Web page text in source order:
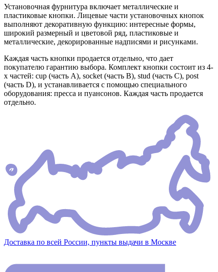
Установочная фурнитура включает металлические и
пластиковые кнопки. Лицевые части установочных кнопок
выполняют декоративную функцию: интересные формы,
широкий размерный и цветовой ряд, пластиковые и
металлические, декорированные надписями и рисунками.
Каждая часть кнопки продается отдельно, что дает
покупателю гарантию выбора. Комплект кнопки состоит из 4-
х частей: cup (часть А), socket (часть В), stud (часть С), post
(часть D), и устанавливается с помощью специального
оборудования: пресса и пуансонов. Каждая часть продается
отдельно.
Доставка по всей России, пункты выдачи в Москве